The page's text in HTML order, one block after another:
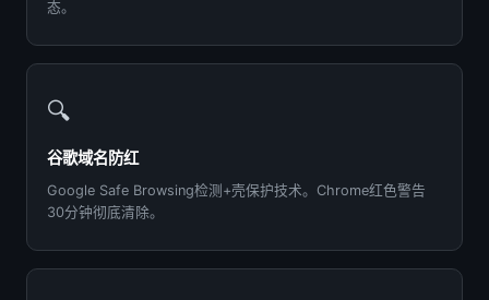
态。
🔍
谷歌域名防红
Google Safe Browsing检测+壳保护技术。Chrome红色警告
30分钟彻底清除。